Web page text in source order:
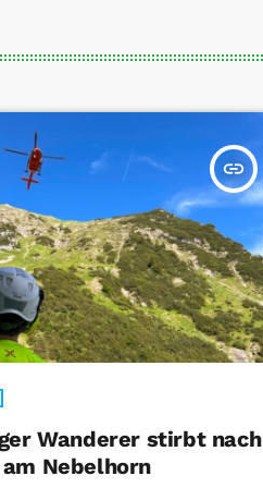
insert_link
Wanderer stirbt nach
Nebelhorn